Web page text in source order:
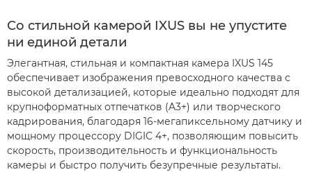
Со стильной камерой IXUS вы не упустите
ни единой детали
Элегантная, стильная и компактная камера IXUS 145
обеспечивает изображения превосходного качества с
высокой детализацией, которые идеально подходят для
крупноформатных отпечатков (A3+) или творческого
кадрирования, благодаря 16-мегапиксельному датчику и
мощному процессору DIGIC 4+, позволяющим повысить
скорость, производительность и функциональность
камеры и быстро получить безупречные результаты.